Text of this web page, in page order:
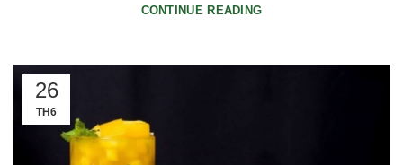
CONTINUE READING
26
TH6